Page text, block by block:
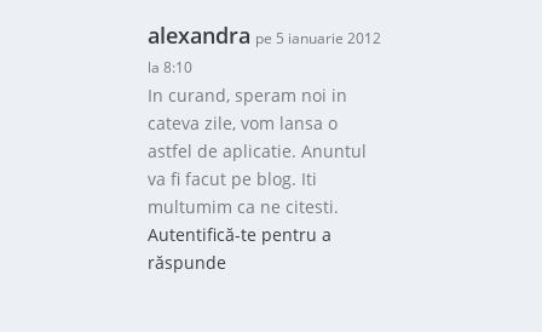
alexandra pe 5 ianuarie 2012
la 8:10
In curand, speram noi in
cateva zile, vom lansa o
astfel de aplicatie. Anuntul
va fi facut pe blog. Iti
multumim ca ne citesti.
Autentifică-te pentru a
răspunde